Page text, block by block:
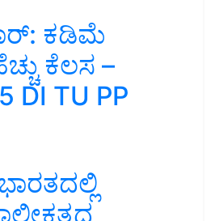
ಕಡಿಮೆ
ಕೆಲಸ –
DI TU PP